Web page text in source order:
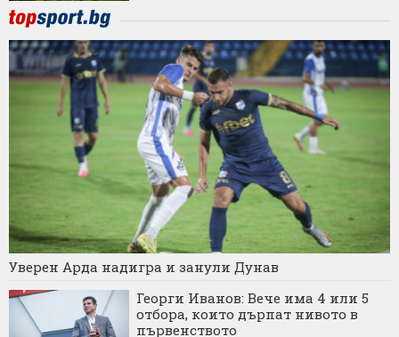
Уверен Арда надигра и занули Дунав
Георги Иванов: Вече има 4 или 5
отбора, които дърпат нивото в
първенството